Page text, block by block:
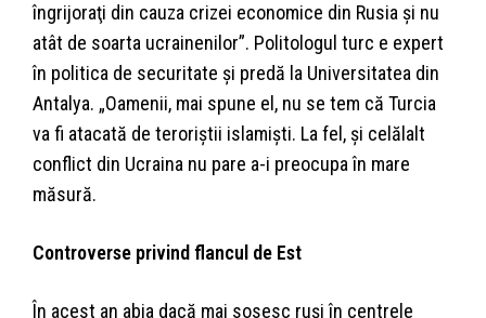
îngrijoraţi din cauza crizei economice din Rusia şi nu
atât de soarta ucrainenilor”. Politologul turc e expert
în politica de securitate şi predă la Universitatea din
Antalya. „Oamenii, mai spune el, nu se tem că Turcia
va fi atacată de teroriştii islamişti. La fel, şi celălalt
conflict din Ucraina nu pare a-i preocupa în mare
măsură.
Controverse privind flancul de Est
În acest an abia dacă mai sosesc ruşi în centrele